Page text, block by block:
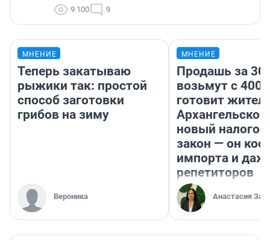
9 100 9
МНЕНИЕ
Теперь закатываю
рыжики так: простой
способ заготовки
грибов на зиму
Вероника
МНЕНИЕ
Продашь за
возьмут с
готовит
новый
закон — он
импорта и
репетиторов
Анастасия